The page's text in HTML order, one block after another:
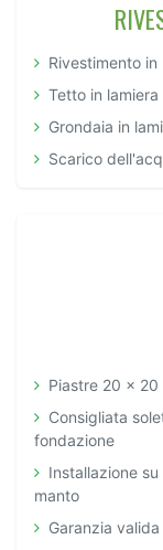
Rivestimento
Tetto in
Grondaia in
Scarico
Piastre 20 x
Consigliata
fondazione
Installazione
manto
Garanzia